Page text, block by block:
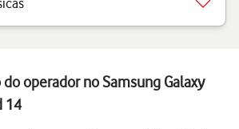
operador no Samsung Galaxy
14